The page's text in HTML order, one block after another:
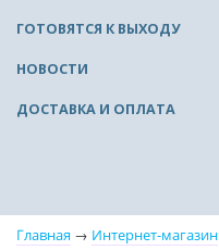
ГОТОВЯТСЯ К ВЫХОДУ
НОВОСТИ
ДОСТАВКА И ОПЛАТА
Главная → Интернет-магазин